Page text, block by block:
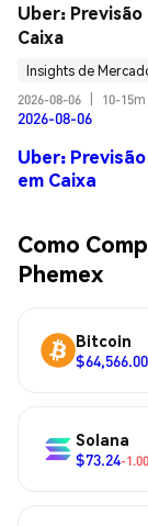
Uber: Previsão
Caixa
Insights de
2026-08-06
10-15m
2026-08-06
Uber:
em Caixa
Como
Phemex
Bitcoin
$64,566.00
Solana
$73.24-